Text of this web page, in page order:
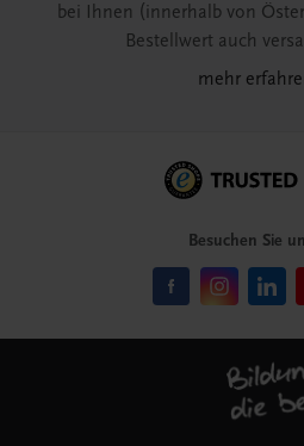
bei Ihnen (innerhalb von
Bestellwert auch
mehr
Besuchen Sie